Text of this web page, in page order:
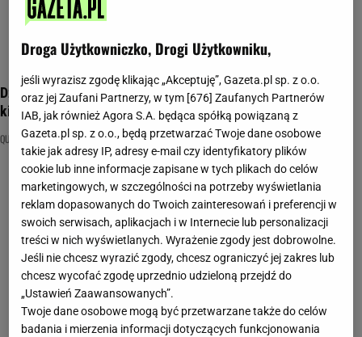
Dzisiejszy turystyczny to podróż do Tunezji! Byliście tam
kiedyś?
QUIZ TUNEZJA TURYSTYCZNY
Droga Użytkowniczko, Drogi Użytkowniku,
jeśli wyrazisz zgodę klikając „Akceptuję”, Gazeta.pl sp. z o.o.
oraz jej Zaufani Partnerzy, w tym [676] Zaufanych Partnerów
IAB, jak również Agora S.A. będąca spółką powiązaną z
Gazeta.pl sp. z o.o., będą przetwarzać Twoje dane osobowe
takie jak adresy IP, adresy e-mail czy identyfikatory plików
cookie lub inne informacje zapisane w tych plikach do celów
marketingowych, w szczególności na potrzeby wyświetlania
reklam dopasowanych do Twoich zainteresowań i preferencji w
swoich serwisach, aplikacjach i w Internecie lub personalizacji
treści w nich wyświetlanych. Wyrażenie zgody jest dobrowolne.
Jeśli nie chcesz wyrazić zgody, chcesz ograniczyć jej zakres lub
chcesz wycofać zgodę uprzednio udzieloną przejdź do
„Ustawień Zaawansowanych”.
Twoje dane osobowe mogą być przetwarzane także do celów
badania i mierzenia informacji dotyczących funkcjonowania